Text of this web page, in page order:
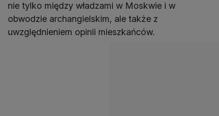
nie tylko między władzami w Moskwie i w
obwodzie archangielskim, ale także z
uwzględnieniem opinii mieszkańców.